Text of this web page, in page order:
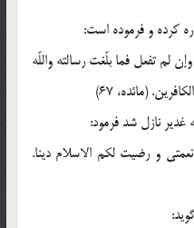
کرده و فرموده است:
لم تفعل فما بلّغت رسالته واللّه
(مائده، 67)
غدیر نازل شد فرمود:
و رضیت لکم الاسلام دینا.